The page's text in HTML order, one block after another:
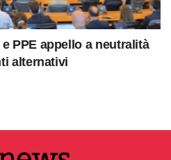
PPE appello a neutralità
alternativi